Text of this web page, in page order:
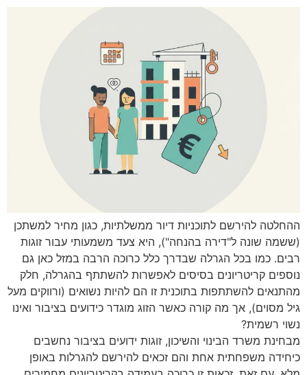
ההחלטה להירשם לתוכניות דיור ממשלתיות, כגון מחיר למשתכן
(ששמה שונה ל"דירה בהנחה"), היא צעד משמעותי עבור זוגות
רבים. כמו בכל הגרלה שבדרך כלל כרוכה הרבה במזל כאן גם
נוספים קריטריונים בסיסים לאפשרות להשתתף בהגרלה, חלק
מהתנאים להשתתפות בתוכנית זו הם להיות נשואים (ורווקים מעל
גיל מסוים), אך מה קורה כאשר הזוג מוגדר כידועים בציבור ואינו
נשוי רשמית?
מבחינת משרד הבינוי והשיכון, זוגות ידועים בציבור נחשבים
כיחידה משפחתית אחת והם זכאים להירשם להגרלות באופן